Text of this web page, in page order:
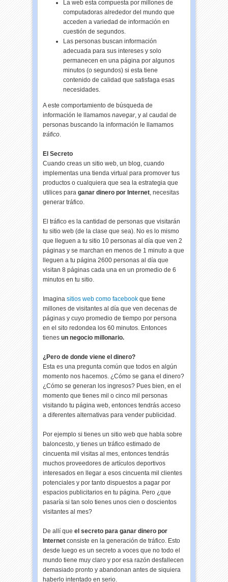
La web esta compuesta por millones de
computadoras alrededor del mundo que
acceden a variedad de información en
cuestión de segundos.
Las personas buscan información
adecuada para sus intereses y solo
permanecen en una página por algunos
minutos (o segundos) si esta tiene
contenido de calidad que satisfaga esas
necesidades.
A este comportamiento de búsqueda de
información le llamamosnavegar, y al caudal de
personas buscando la información le llamamos
tráfico.
El Secreto
Cuando creas un sitio web, un blog, cuando
implementas una tienda virtual para promover tus
productos o cualquiera que sea la estrategia que
utilices paraganar dinero por Internet, necesitas
generar tráfico.
El tráfico es la cantidad de personas que visitarán
tu sitio web (de la clase que sea). No es lo mismo
que lleguen a tu sitio 10 personas al día que ven 2
páginas y se marchan en menos de 1 minuto a que
lleguen a tu página 2600 personas al día que
visitan 8 páginas cada una en un promedio de 6
minutos en tu sitio.
Imaginasitios web como facebook que tiene
millones de visitantes al día que ven decenas de
páginas y cuyo promedio de tiempo por persona
en el sito redondea los 60 minutos. Entonces
tienesun negocio millonario.
¿Pero de donde viene el dinero?
Esta es una pregunta común que todos en algún
momento nos hacemos. ¿Cómo se gana el dinero?
¿Cómo se generan los ingresos? Pues bien, en el
momento que tienes mil o cinco mil personas
visitando tu página web, entonces tendrás acceso
a diferentes alternativas para vender publicidad.
Por ejemplo si tienes un sitio web que habla sobre
baloncesto, y tienes un tráfico estimado de
cincuenta mil visitas al mes, entonces tendrás
muchos proveedores de artículos deportivos
interesados en llegar a esos cincuenta mil clientes
potenciales y por tanto dispuestos a pagar por
espacios publicitarios en tu página. Pero ¿que
pasaría si tan solo tienes unos cien o doscientos
visitantes al mes?
De allí queel secreto para ganar dinero por
Internet consiste en la generación de tráfico. Esto
desde luego es un secreto a voces que no todo el
mundo tiene muy claro y por esa razón desfallecen
demasiado pronto y abandonan antes de siquiera
haberlo intentado en serio.